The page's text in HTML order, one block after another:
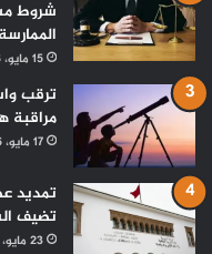
شروط
الممارسة
15 مايو، 2026
ترقب
مراقبة
17 مايو، 2026
تمديد
تضيف
23 مايو، 2026